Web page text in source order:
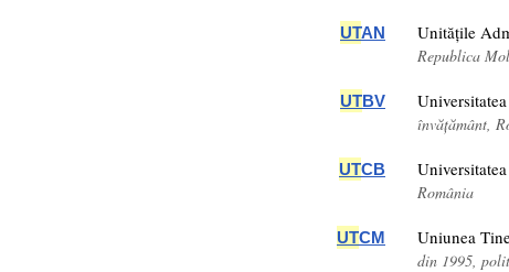
UTAN Unitățile
Republica
UTBV
învățământ,
UTCB
România
UTCM Uniunea
din 1995,